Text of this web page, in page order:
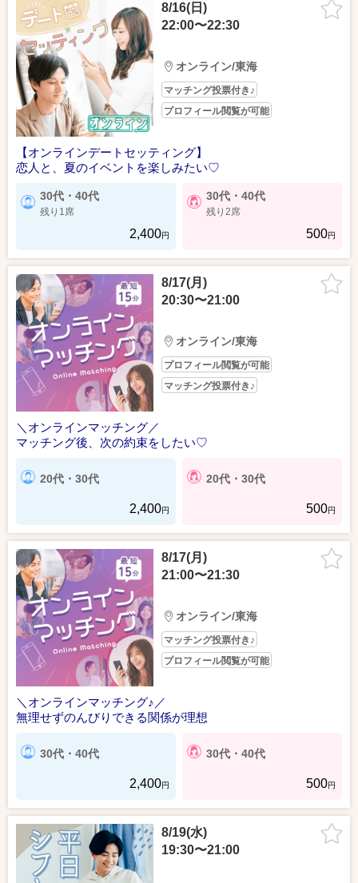
8/16(日)
22:00〜22:30
オンライン/東海
マッチング投票付き♪
プロフィール閲覧が可能
【オンラインデートセッティング】
恋人と、夏のイベントを楽しみたい♡
30代・40代
残り1席
2,400円
30代・40代
残り2席
500円
8/17(月)
20:30〜21:00
オンライン/東海
プロフィール閲覧が可能
マッチング投票付き♪
＼オンラインマッチング／
マッチング後、次の約束をしたい♡
20代・30代
2,400円
20代・30代
500円
8/17(月)
21:00〜21:30
オンライン/東海
マッチング投票付き♪
プロフィール閲覧が可能
＼オンラインマッチング♪／
無理せずのんびりできる関係が理想
30代・40代
2,400円
30代・40代
500円
8/19(水)
19:30〜21:00